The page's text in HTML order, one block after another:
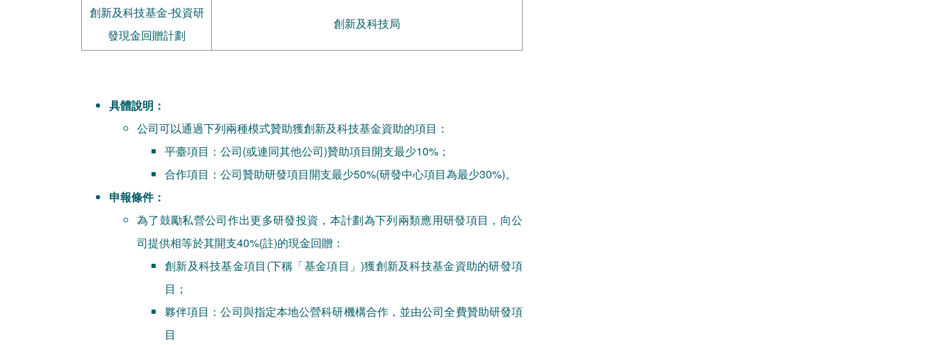
創新及科技基金-投資研
發現金回贈計劃
創新及科技局
具體說明：
公司可以通過下列兩種模式贊助獲創新及科技基金資助的項目：
平臺項目：公司(或連同其他公司)贊助項目開支最少10%；
合作項目：公司贊助研發項目開支最少50%(研發中心項目為最少30%)。
申報條件：
為了鼓勵私營公司作出更多研發投資，本計劃為下列兩類應用研發項目，向公
司提供相等於其開支40%(註)的現金回贈：
創新及科技基金項目(下稱「基金項目」)獲創新及科技基金資助的研發項
目；
夥伴項目：公司與指定本地公營科研機構合作，並由公司全費贊助研發項
目